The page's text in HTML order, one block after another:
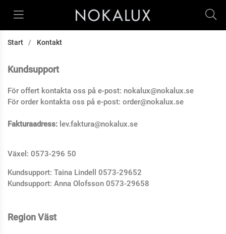
Start Kontakt
Kundsupport
För offert kontakta oss på e-post: nokalux@nokalux.se
För order kontakta oss på e-post: order@nokalux.se
Fakturaadress: lev.faktura@nokalux.se
Växel: 0573-296 50
Kundsupport: Taina Lindell 0573-29652
Kundsupport: Anna Olofsson 0573-29658
Region Väst